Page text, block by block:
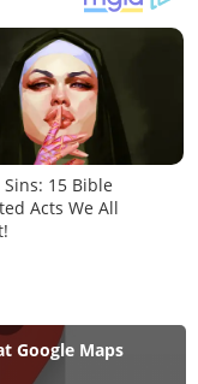
Google Maps